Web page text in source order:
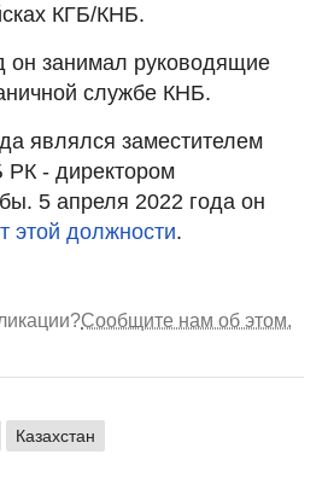
КГБ/КНБ.
он занимал руководящие
службе КНБ.
являлся заместителем
РК - директором
5 апреля 2022 года он
этой должности.
Сообщите нам об этом.
Казахстан